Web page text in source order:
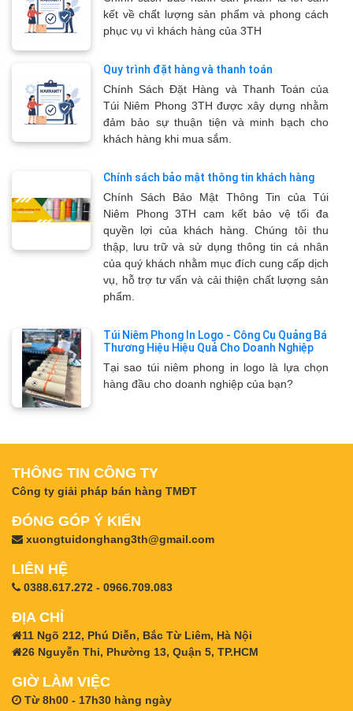
kết về chất lượng sản phẩm và phong cách
phục vụ vì khách hàng của 3TH
Quy trình đặt hàng và thanh toán
Chính Sách Đặt Hàng và Thanh Toán của
Túi Niêm Phong 3TH được xây dựng nhằm
đảm bảo sự thuận tiện và minh bạch cho
khách hàng khi mua sắm.
Chính sách bảo mật thông tin khách hàng
Chính Sách Bảo Mật Thông Tin của Túi
Niêm Phong 3TH cam kết bảo vệ tối đa
quyền lợi của khách hàng. Chúng tôi thu
thập, lưu trữ và sử dụng thông tin cá nhân
của quý khách nhằm mục đích cung cấp dịch
vụ, hỗ trợ tư vấn và cải thiện chất lượng sản
phẩm.
Túi Niêm Phong In Logo - Công Cụ Quảng Bá
Thương Hiệu Hiệu Quả Cho Doanh Nghiệp
Tại sao túi niêm phong in logo là lựa chọn
hàng đầu cho doanh nghiệp của bạn?
THÔNG TIN CÔNG TY
Công ty giải pháp bán hàng TMĐT
ĐÓNG GÓP Ý KIẾN
xuongtuidonghang3th@gmail.com
LIÊN HỆ
0388.617.272 - 0966.709.083
ĐỊA CHỈ
11 Ngõ 212, Phú Diễn, Bắc Từ Liêm, Hà Nội
26 Nguyễn Thi, Phường 13, Quận 5, TP.HCM
GIỜ LÀM VIỆC
Từ 8h00 - 17h30 hàng ngày